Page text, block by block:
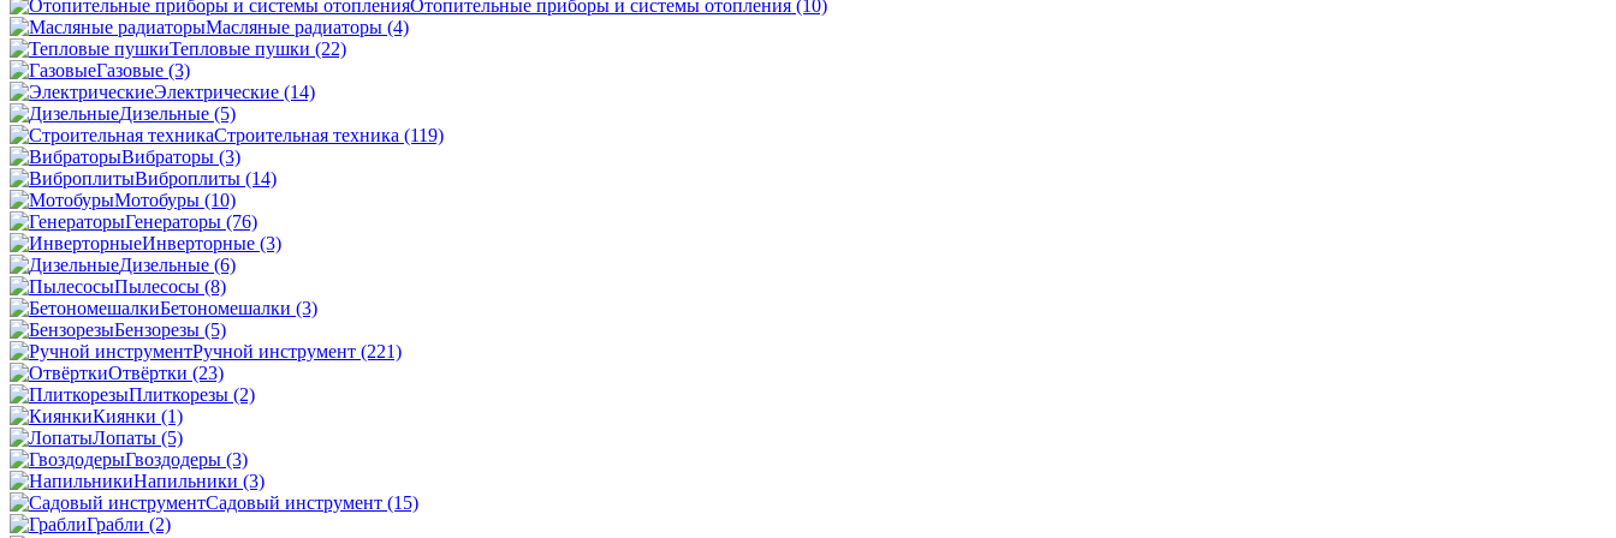
Отопительные приборы и системы отопления (10)
Масляные радиаторы (4)
Тепловые пушки (22)
Газовые (3)
Электрические (14)
Дизельные (5)
Строительная техника (119)
Вибраторы (3)
Виброплиты (14)
Мотобуры (10)
Генераторы (76)
Инверторные (3)
Дизельные (6)
Пылесосы (8)
Бетономешалки (3)
Бензорезы (5)
Ручной инструмент (221)
Отвёртки (23)
Плиткорезы (2)
Киянки (1)
Лопаты (5)
Гвоздодеры (3)
Напильники (3)
Садовый инструмент (15)
Грабли (2)